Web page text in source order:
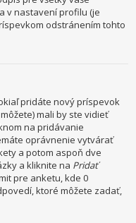
v nastavení profilu (je
odstránením tohto
pridáte nový príspevok
mali by ste vidieť
na pridávanie
oprávnenie vytvárať
a potom aspoň dve
a kliknite na Pridať
pre anketu, kde 0
ktoré môžete zadať,